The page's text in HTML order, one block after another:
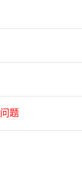
问题